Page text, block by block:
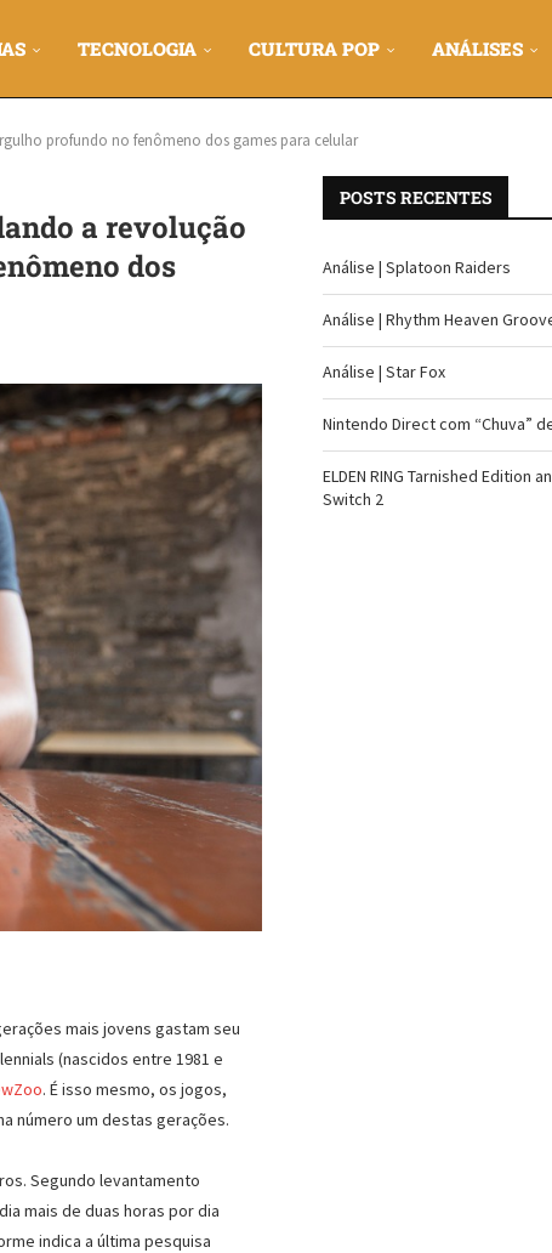
TECNOLOGIA CULTURA POP ANÁLISES
profundo no fenômeno dos games para celular
a revolução
dos
mais jovens gastam seu
(nascidos entre 1981 e
. É isso mesmo, os jogos,
número um destas gerações.
Segundo levantamento
mais de duas horas por dia
indica a última pesquisa
POSTS RECENTES
Análise | Splatoon Raiders
Análise | Rhythm Heaven
Análise | Star Fox
Nintendo Direct com “Chuva”
ELDEN RING Tarnished Edition
Switch 2